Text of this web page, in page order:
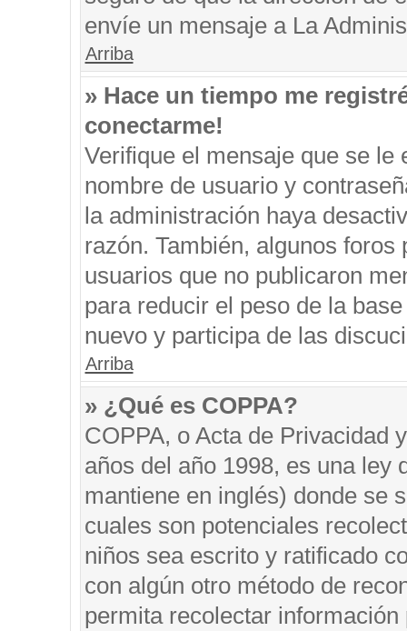
envíe un mensaje a La
Arriba
» Hace un tiempo me
conectarme!
Verifique el mensaje que se
nombre de usuario y
la administración haya
razón. También, algunos
usuarios que no publicaron
para reducir el peso de la
nuevo y participa de las
Arriba
» ¿Qué es COPPA?
COPPA, o Acta de Privacidad
años del año 1998, es una ley
mantiene en inglés) donde se
cuales son potenciales
niños sea escrito y ratificado
con algún otro método de
permita recolectar